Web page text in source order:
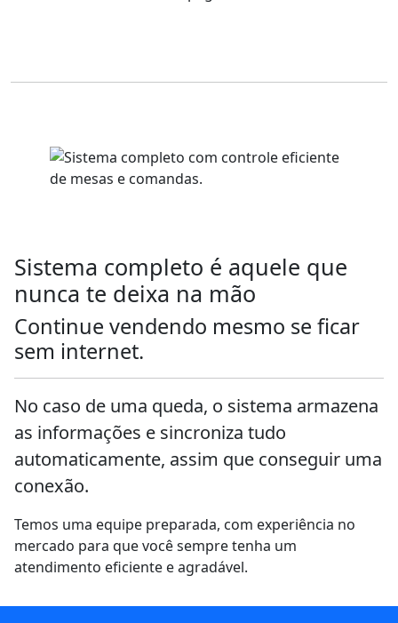
Sistema completo é aquele que
nunca te deixa na mão
Continue vendendo mesmo se ficar
sem internet.
No caso de uma queda, o sistema armazena
as informações e sincroniza tudo
automaticamente, assim que conseguir uma
conexão.
Temos uma equipe preparada, com experiência no
mercado para que você sempre tenha um
atendimento eficiente e agradável.